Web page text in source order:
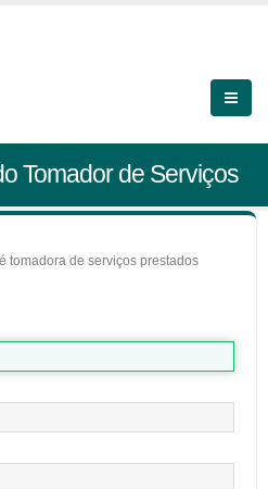
Tomador de Serviços
tomadora de serviços prestados